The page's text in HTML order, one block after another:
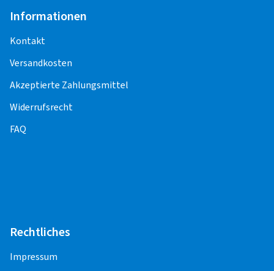
Programmierung, -Anlernen,
einschließlich der Preise für die
Montageleistungen, sind die Montagepartner
Informationen
Kontakt
Versandkosten
Akzeptierte Zahlungsmittel
Widerrufsrecht
FAQ
Rechtliches
Impressum